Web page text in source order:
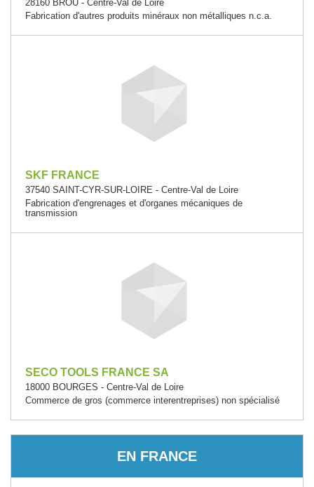
28160 BROU - Centre-Val de Loire
Fabrication d'autres produits minéraux non métalliques n.c.a.
SKF FRANCE
37540 SAINT-CYR-SUR-LOIRE - Centre-Val de Loire
Fabrication d'engrenages et d'organes mécaniques de
transmission
SECO TOOLS FRANCE SA
18000 BOURGES - Centre-Val de Loire
Commerce de gros (commerce interentreprises) non spécialisé
EN FRANCE